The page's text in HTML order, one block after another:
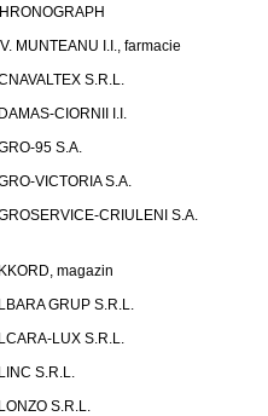
MUNTEANU I.I., farmacie
S.R.L.
CIORNII I.I.
95 S.A.
VICTORIA S.A.
CRIULENI S.A.
magazin
GRUP S.R.L.
LUX S.R.L.
S.R.L.
S.R.L.